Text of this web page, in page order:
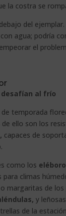
la costra se
del
agua; podría
el
al frío
temporada
de ello son los
capaces de
como los
para climas
o margaritas de los
y
de la